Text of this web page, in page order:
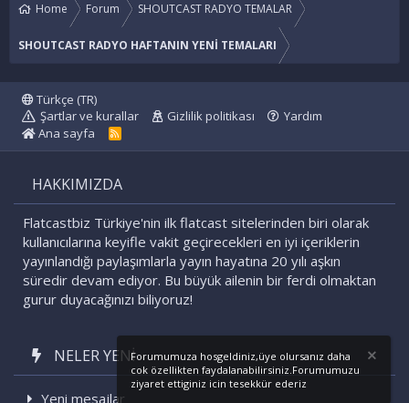
Home Forum SHOUTCAST RADYO TEMALAR
SHOUTCAST RADYO HAFTANIN YENİ TEMALARI
Türkçe (TR)
Şartlar ve kurallar
Gizlilik politikası
Yardım
Ana sayfa
R
HAKKIMIZDA
Flatcastbiz Türkiye'nin ilk flatcast sitelerinden biri olarak
kullanıcılarına keyifle vakit geçirecekleri en iyi içeriklerin
yayınlandığı paylaşımlarla yayın hayatına 20 yılı aşkın
süredir devam ediyor. Bu büyük ailenin bir ferdi olmaktan
gurur duyacağınızı biliyoruz!
NELER YENI
Yeni mesajlar
Forumumuza hosgeldiniz,üye olursanız daha
cok özellikten faydalanabilirsiniz.Forumumuzu
ziyaret ettiginiz icin tesekkür ederiz